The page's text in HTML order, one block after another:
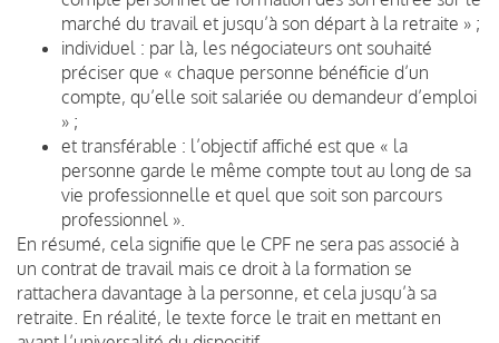
marché du travail et jusqu’à son départ à la retraite » ;
individuel : par là, les négociateurs ont souhaité
préciser que « chaque personne bénéficie d’un
compte, qu’elle soit salariée ou demandeur d’emploi
» ;
et transférable : l’objectif affiché est que « la
personne garde le même compte tout au long de sa
vie professionnelle et quel que soit son parcours
professionnel ».
En résumé, cela signifie que le CPF ne sera pas associé à
un contrat de travail mais ce droit à la formation se
rattachera davantage à la personne, et cela jusqu’à sa
retraite. En réalité, le texte force le trait en mettant en